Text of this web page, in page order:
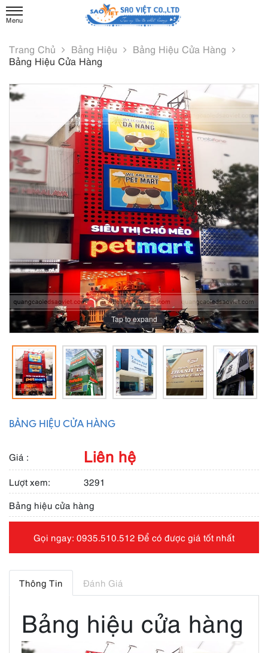
Trang Chủ Bảng Hiệu
Bảng Hiệu Cửa Hàng
Bảng Hiệu Cửa Hàng
Tap to expand
BẢNG HIỆU CỬA HÀNG
Giá : Liên hệ
Lượt xem:
3291
Bảng hiệu cửa hàng
Gọi ngay: 0935.510.512 Để có được giá tốt nhất
Thông Tin Đánh Giá
Bảng hiệu cửa hàng